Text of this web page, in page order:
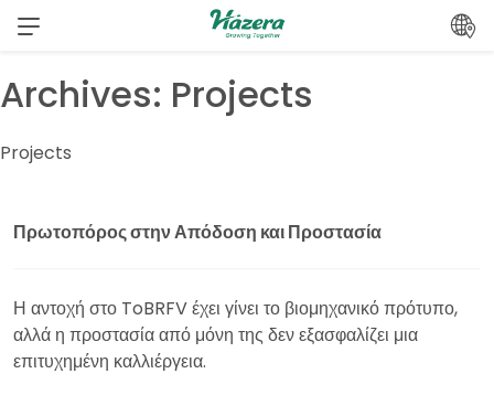
Μετάβαση
στο
Archives: Projects
Projects
Πρωτοπόρος στην Απόδοση και Προστασία
Η αντοχή στο ToBRFV έχει γίνει το βιομηχανικό πρότυπο,
αλλά η προστασία από μόνη της δεν εξασφαλίζει μια
επιτυχημένη καλλιέργεια.